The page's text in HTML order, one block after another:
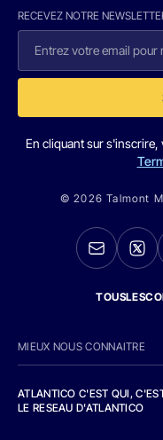
RECEVEZ NOTRE
En cliquant sur
© 2026 Talmont
MIEUX NOUS CONNAITRE
ATLANTICO C'EST QUI,
LE RESEAU D'ATLANTICO